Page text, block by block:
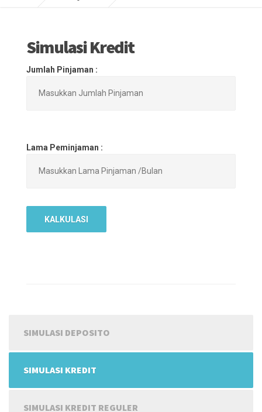
Simulasi Kredit
Jumlah Pinjaman :
Lama Peminjaman :
SIMULASI DEPOSITO
SIMULASI KREDIT
SIMULASI KREDIT REGULER